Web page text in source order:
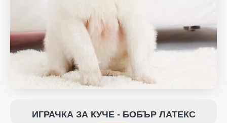
ИГРАЧКА ЗА КУЧЕ - БОБЪР ЛАТЕКС